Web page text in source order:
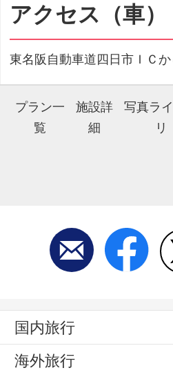
アクセス（車）
東名阪自動車道四日市ＩＣか
プラン一
覧
施設詳
細
写真ラ
リ
国内旅行
海外旅行